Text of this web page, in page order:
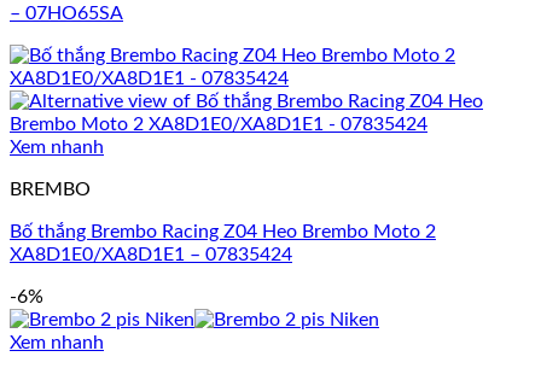
– 07HO65SA
Xem nhanh
BREMBO
Bố thắng Brembo Racing Z04 Heo Brembo Moto 2
XA8D1E0/XA8D1E1 – 07835424
-6%
Xem nhanh